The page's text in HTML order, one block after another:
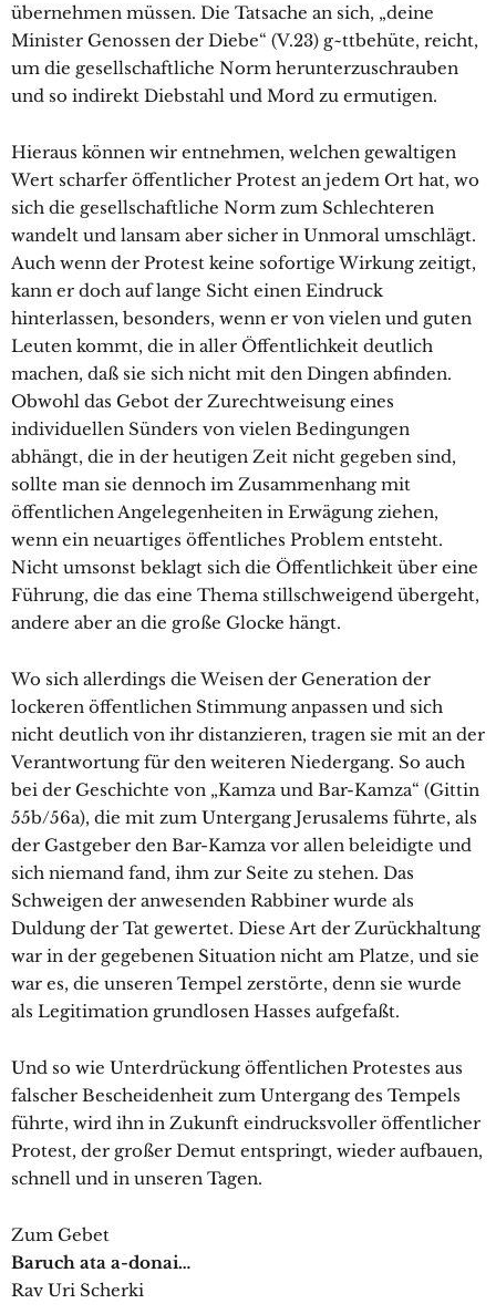
übernehmen müssen. Die Tatsache an sich, „deine
Minister Genossen der Diebe“ (V.23) g~ttbehüte, reicht,
um die gesellschaftliche Norm herunterzuschrauben
und so indirekt Diebstahl und Mord zu ermutigen.
Hieraus können wir entnehmen, welchen gewaltigen
Wert scharfer öffentlicher Protest an jedem Ort hat, wo
sich die gesellschaftliche Norm zum Schlechteren
wandelt und lansam aber sicher in Unmoral umschlägt.
Auch wenn der Protest keine sofortige Wirkung zeitigt,
kann er doch auf lange Sicht einen Eindruck
hinterlassen, besonders, wenn er von vielen und guten
Leuten kommt, die in aller Öffentlichkeit deutlich
machen, daß sie sich nicht mit den Dingen abfinden.
Obwohl das Gebot der Zurechtweisung eines
individuellen Sünders von vielen Bedingungen
abhängt, die in der heutigen Zeit nicht gegeben sind,
sollte man sie dennoch im Zusammenhang mit
öffentlichen Angelegenheiten in Erwägung ziehen,
wenn ein neuartiges öffentliches Problem entsteht.
Nicht umsonst beklagt sich die Öffentlichkeit über eine
Führung, die das eine Thema stillschweigend übergeht,
andere aber an die große Glocke hängt.
Wo sich allerdings die Weisen der Generation der
lockeren öffentlichen Stimmung anpassen und sich
nicht deutlich von ihr distanzieren, tragen sie mit an der
Verantwortung für den weiteren Niedergang. So auch
bei der Geschichte von „Kamza und Bar-Kamza“ (Gittin
55b/56a), die mit zum Untergang Jerusalems führte, als
der Gastgeber den Bar-Kamza vor allen beleidigte und
sich niemand fand, ihm zur Seite zu stehen. Das
Schweigen der anwesenden Rabbiner wurde als
Duldung der Tat gewertet. Diese Art der Zurückhaltung
war in der gegebenen Situation nicht am Platze, und sie
war es, die unseren Tempel zerstörte, denn sie wurde
als Legitimation grundlosen Hasses aufgefaßt.
Und so wie Unterdrückung öffentlichen Protestes aus
falscher Bescheidenheit zum Untergang des Tempels
führte, wird ihn in Zukunft eindrucksvoller öffentlicher
Protest, der großer Demut entspringt, wieder aufbauen,
schnell und in unseren Tagen.
Zum Gebet
Baruch ata a-donai…
Rav Uri Scherki